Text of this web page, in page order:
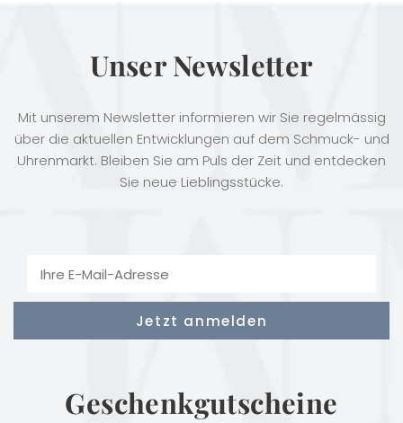
Unser Newsletter
Mit unserem Newsletter informieren wir Sie regelmässig
über die aktuellen Entwicklungen auf dem Schmuck- und
Uhrenmarkt. Bleiben Sie am Puls der Zeit und entdecken
Sie neue Lieblingsstücke.
Geschenkgutscheine